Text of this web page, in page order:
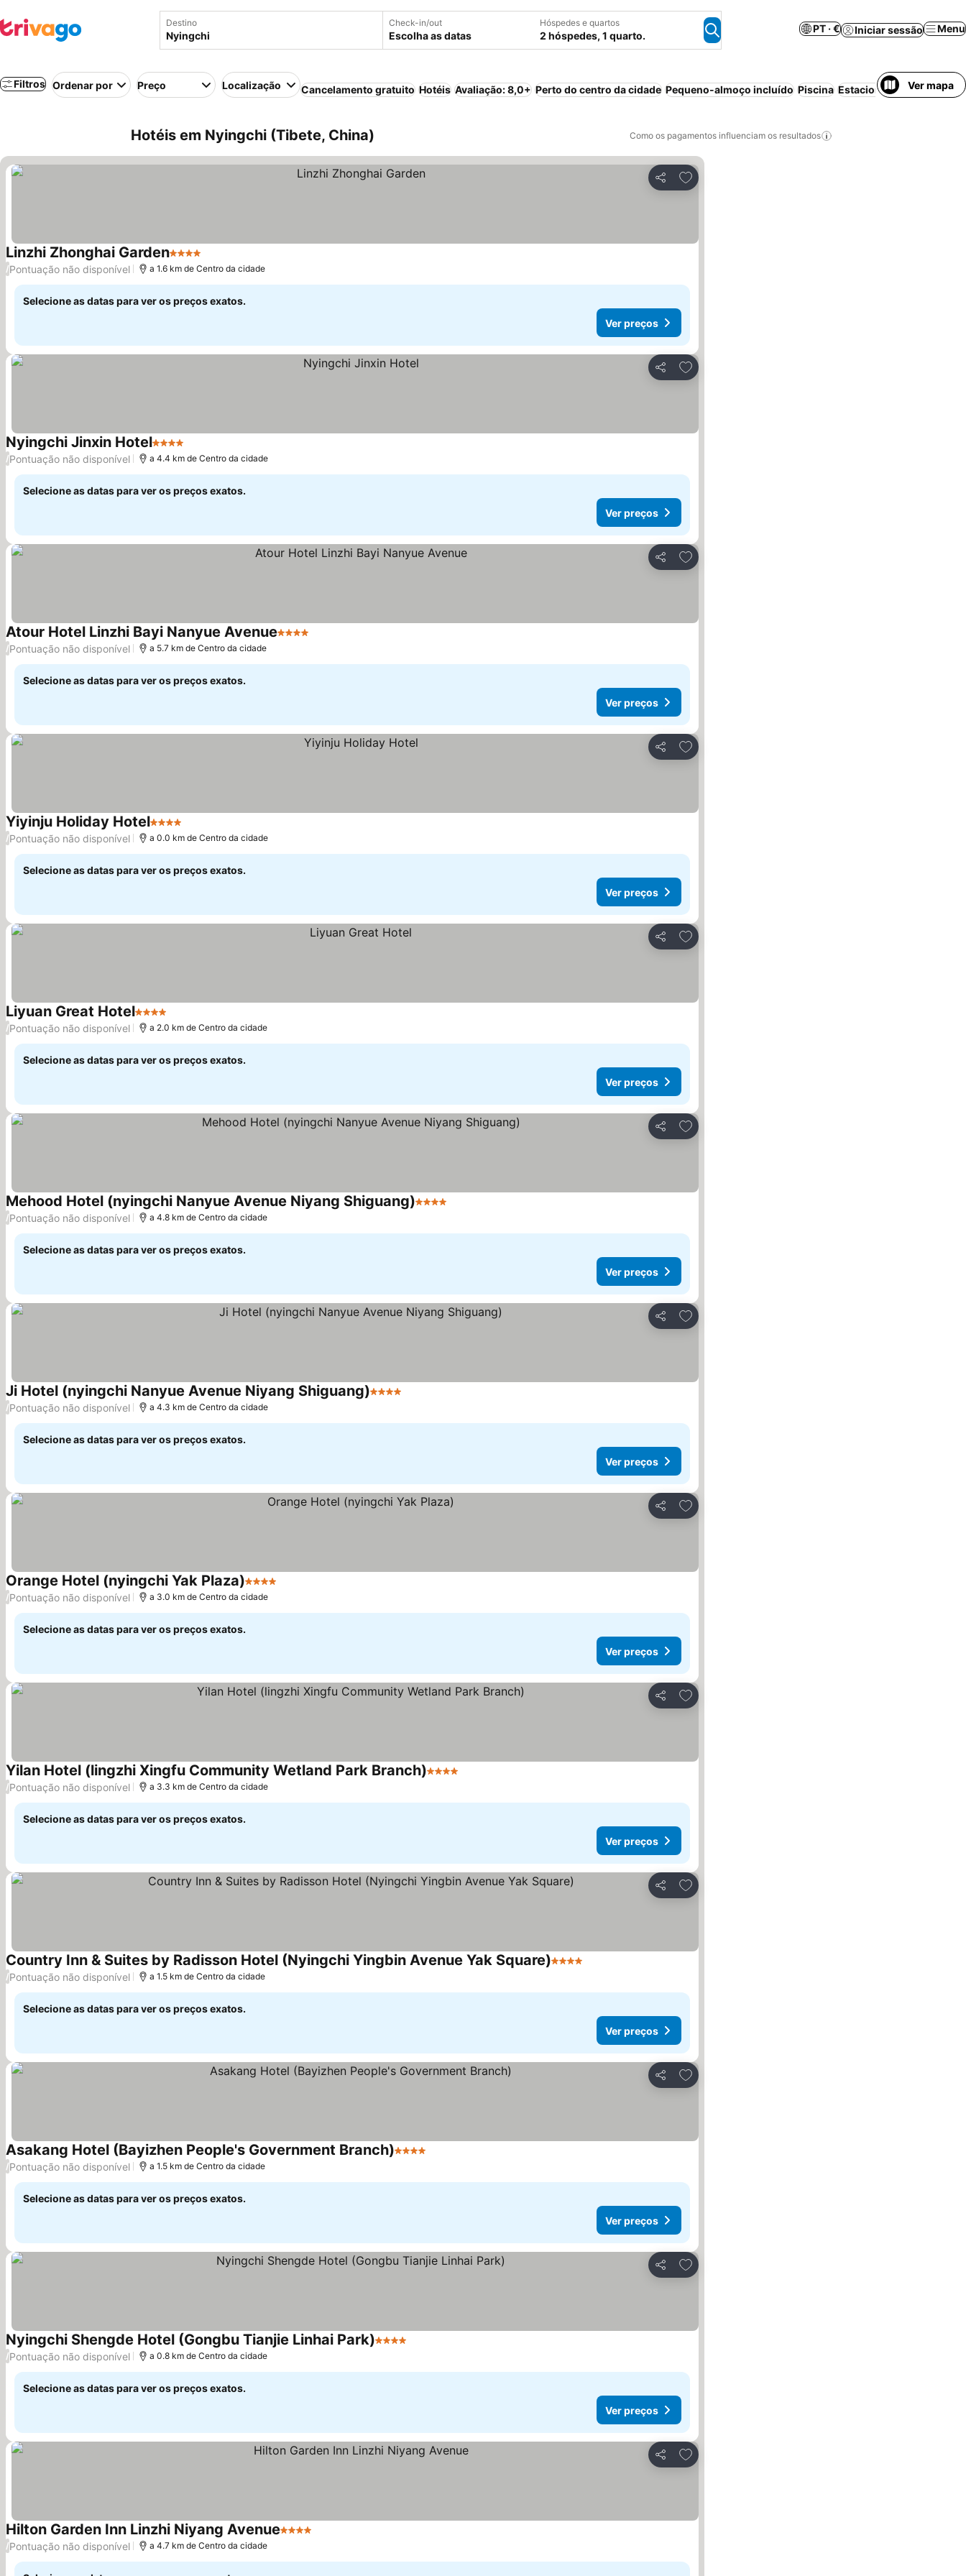
Destino Check-in/out
Escolha as datas
Hóspedes e quartos
2 hóspedes, 1 quarto.
PT · € Iniciar sessão Menu
Filtros Ordenar por Preço Localização Cancelamento gratuito Hotéis Avaliação: 8,0+ Perto do centro da cidade Pequeno-almoço incluído Piscina EstacionamentoVer mapa
Hotéis em Nyingchi (Tibete, China) Como os pagamentos influenciam os resultados
Partilhar
Adicionar aos favoritos
Linzhi Zhonghai Garden4 Estrelas
/Pontuação não disponível a 1.6 km de Centro da cidade
Selecione as datas para ver os preços exatos.
Ver preços
Partilhar
Adicionar aos favoritos
Nyingchi Jinxin Hotel4 Estrelas
/Pontuação não disponível a 4.4 km de Centro da cidade
Selecione as datas para ver os preços exatos.
Ver preços
Partilhar
Adicionar aos favoritos
Atour Hotel Linzhi Bayi Nanyue Avenue4 Estrelas
/Pontuação não disponível a 5.7 km de Centro da cidade
Selecione as datas para ver os preços exatos.
Ver preços
Partilhar
Adicionar aos favoritos
Yiyinju Holiday Hotel4 Estrelas
/Pontuação não disponível a 0.0 km de Centro da cidade
Selecione as datas para ver os preços exatos.
Ver preços
Partilhar
Adicionar aos favoritos
Liyuan Great Hotel4 Estrelas
/Pontuação não disponível a 2.0 km de Centro da cidade
Selecione as datas para ver os preços exatos.
Ver preços
Partilhar
Adicionar aos favoritos
Mehood Hotel (nyingchi Nanyue Avenue Niyang Shiguang)4 Estrelas
/Pontuação não disponível a 4.8 km de Centro da cidade
Selecione as datas para ver os preços exatos.
Ver preços
Partilhar
Adicionar aos favoritos
Ji Hotel (nyingchi Nanyue Avenue Niyang Shiguang)4 Estrelas
/Pontuação não disponível a 4.3 km de Centro da cidade
Selecione as datas para ver os preços exatos.
Ver preços
Partilhar
Adicionar aos favoritos
Orange Hotel (nyingchi Yak Plaza)4 Estrelas
/Pontuação não disponível a 3.0 km de Centro da cidade
Selecione as datas para ver os preços exatos.
Ver preços
Partilhar
Adicionar aos favoritos
Yilan Hotel (lingzhi Xingfu Community Wetland Park Branch)4 Estrelas
/Pontuação não disponível a 3.3 km de Centro da cidade
Selecione as datas para ver os preços exatos.
Ver preços
Partilhar
Adicionar aos favoritos
Country Inn & Suites by Radisson Hotel (Nyingchi Yingbin Avenue Yak Square)4 Estrelas
/Pontuação não disponível a 1.5 km de Centro da cidade
Selecione as datas para ver os preços exatos.
Ver preços
Partilhar
Adicionar aos favoritos
Asakang Hotel (Bayizhen People's Government Branch)4 Estrelas
/Pontuação não disponível a 1.5 km de Centro da cidade
Selecione as datas para ver os preços exatos.
Ver preços
Partilhar
Adicionar aos favoritos
Nyingchi Shengde Hotel (Gongbu Tianjie Linhai Park)4 Estrelas
/Pontuação não disponível a 0.8 km de Centro da cidade
Selecione as datas para ver os preços exatos.
Ver preços
Partilhar
Adicionar aos favoritos
Hilton Garden Inn Linzhi Niyang Avenue4 Estrelas
/Pontuação não disponível a 4.7 km de Centro da cidade